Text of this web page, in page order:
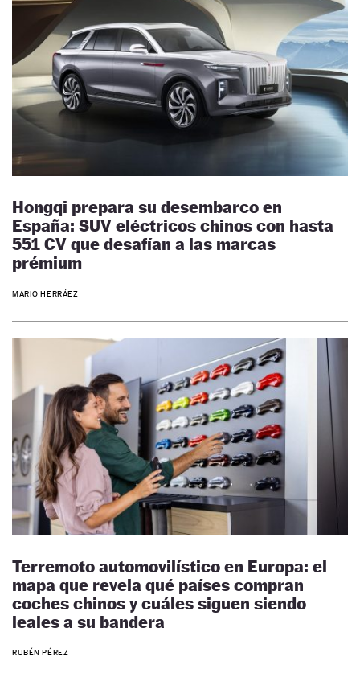
Hongqi prepara su desembarco en
España: SUV eléctricos chinos con hasta
551 CV que desafían a las marcas
prémium
MARIO HERRÁEZ
Terremoto automovilístico en Europa: el
mapa que revela qué países compran
coches chinos y cuáles siguen siendo
leales a su bandera
RUBÉN PÉREZ